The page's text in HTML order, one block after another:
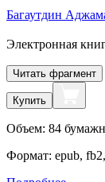
Багаутдин
Электронная
Читать фрагмент
Купить
Объем: 84
Формат: epub,